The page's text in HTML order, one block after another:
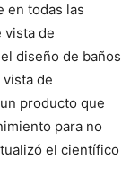
en todas las
vista de
diseño de baños
de
producto que
para no
el científico